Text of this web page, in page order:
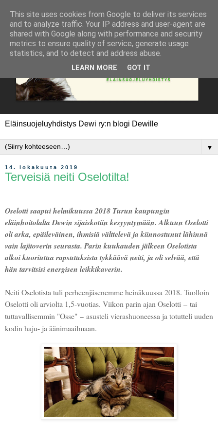
Eläinsuojeluyhdistys Dewi ry:n blogi Dewille
▼
14. lokakuuta 2019
Terveisiä neiti Oselotilta!
Oselotti saapui helmikuussa 2018 Turun kaupungin
eläinhoitolalta Dewin sijaiskotiin kesyyntymään. Alkuun Oselotti
oli arka, epäileväinen, ihmisiä välttelevä ja kiinnostunut lähinnä
vain lajitoverin seurasta. Parin kuukauden jälkeen Oselotista
alkoi kuoriutua rapsutuksista tykkäävä neiti, ja oli selvää, että
hän tarvitsisi energisen leikkikaverin.
Neiti Oselotista tuli perheenjäsenemme heinäkuussa 2018. Tuolloin
Oselotti oli arviolta 1,5-vuotias. Viikon parin ajan Oselotti – tai
tuttavallisemmin "Osse" – asusteli vierashuoneessa ja totutteli uuden
kodin haju- ja äänimaailmaan.
This site uses cookies from Google to deliver its services
and to analyze traffic. Your IP address and user-agent are
shared with Google along with performance and security
metrics to ensure quality of service, generate usage
statistics, and to detect and address abuse.
LEARN MORE GOT IT